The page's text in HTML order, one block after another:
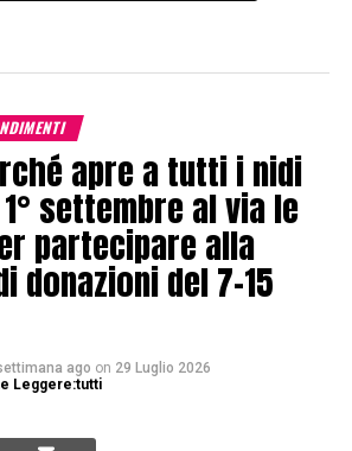
apre a tutti i nidi
settembre al via le
partecipare alla
donazioni del 7-15
ago on 29 Luglio 2026
Leggere:tutti